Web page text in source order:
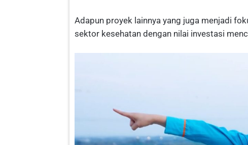
Adapun proyek lainnya yang juga menjadi
sektor kesehatan dengan nilai investasi